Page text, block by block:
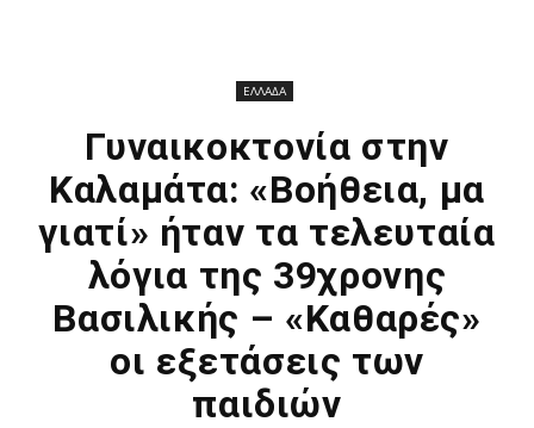
ΕΛΛΑΔΑ
Γυναικοκτονία στην
Καλαμάτα: «Βοήθεια, μα
γιατί» ήταν τα τελευταία
λόγια της 39χρονης
Βασιλικής – «Καθαρές»
οι εξετάσεις των
παιδιών